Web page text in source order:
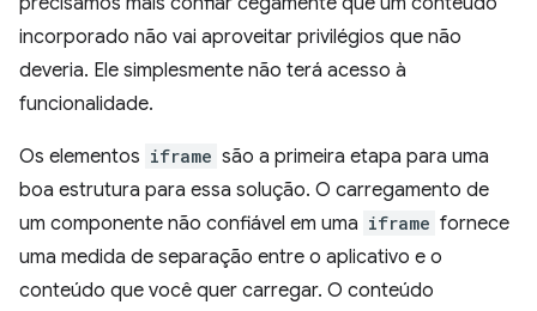
incorporado não vai aproveitar privilégios que não
deveria. Ele simplesmente não terá acesso à
funcionalidade.
Os elementos iframe são a primeira etapa para uma
boa estrutura para essa solução. O carregamento de
um componente não confiável em uma iframe fornece
uma medida de separação entre o aplicativo e o
conteúdo que você quer carregar. O conteúdo